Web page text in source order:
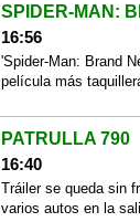
SPIDER-MAN:
16:56
'Spider-Man: Brand
película más
PATRULLA 790
16:40
Tráiler se queda sin
varios autos en la